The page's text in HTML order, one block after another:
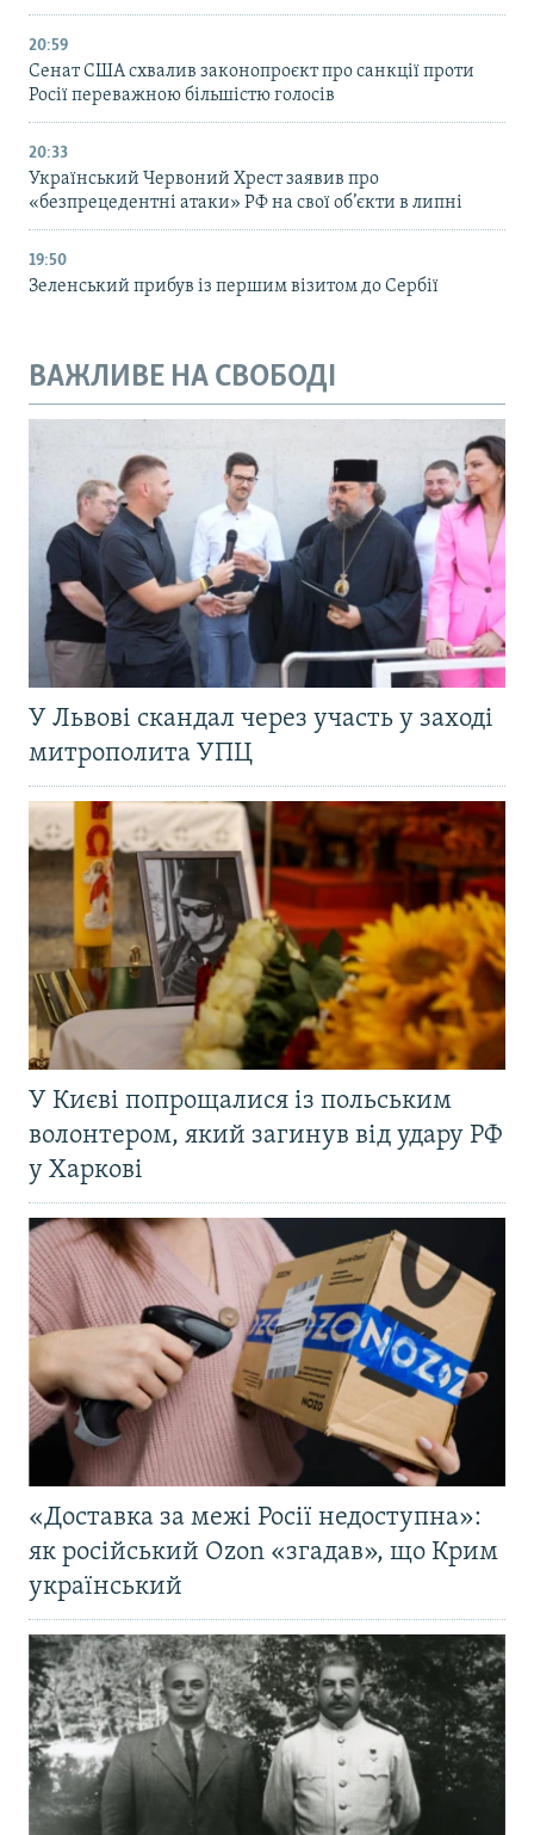
20:59
Cенат США схвалив законопроєкт про санкції проти
Росії переважною більшістю голосів
20:33
Український Червоний Хрест заявив про
«безпрецедентні атаки» РФ на свої об’єкти в липні
19:50
Зеленський прибув із першим візитом до Сербії
ВАЖЛИВЕ НА СВОБОДІ
У Львові скандал через участь у заході
митрополита УПЦ
У Києві попрощалися із польським
волонтером, який загинув від удару РФ
у Харкові
«Доставка за межі Росії недоступна»:
як російський Ozon «згадав», що Крим
український